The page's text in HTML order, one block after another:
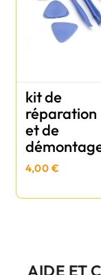
kit de
réparation
et de
4,00 €
AIDE ET